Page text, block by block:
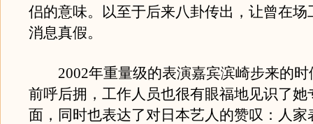
侣的意味。以至于后来八卦传出，让曾在场
消息真假。
2002年重量级的表演嘉宾滨崎步来的时
前呼后拥，工作人员也很有眼福地见识了她
面，同时也表达了对日本艺人的赞叹：人家